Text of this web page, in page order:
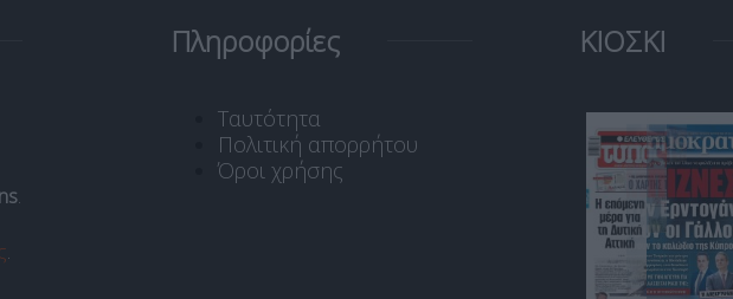
.
.
Πληροφορίες
Ταυτότητα
Πολιτική απορρήτου
Όροι χρήσης
ΚΙΟΣΚΙ